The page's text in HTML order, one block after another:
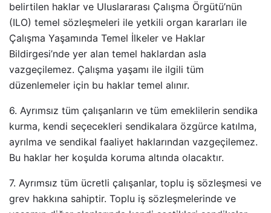
belirtilen haklar ve Uluslararası Çalışma Örgütü’nün
(ILO) temel sözleşmeleri ile yetkili organ kararları ile
Çalışma Yaşamında Temel İlkeler ve Haklar
Bildirgesi’nde yer alan temel haklardan asla
vazgeçilemez. Çalışma yaşamı ile ilgili tüm
düzenlemeler için bu haklar temel alınır.
6. Ayrımsız tüm çalışanların ve tüm emeklilerin sendika
kurma, kendi seçecekleri sendikalara özgürce katılma,
ayrılma ve sendikal faaliyet haklarından vazgeçilemez.
Bu haklar her koşulda koruma altında olacaktır.
7. Ayrımsız tüm ücretli çalışanlar, toplu iş sözleşmesi ve
grev hakkına sahiptir. Toplu iş sözleşmelerinde ve